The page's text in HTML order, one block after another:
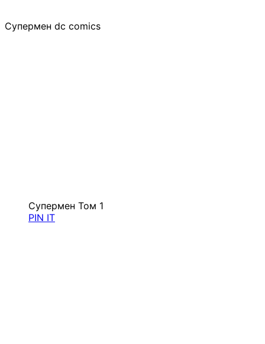
Супермен dc comics
Супермен Том 1
PIN IT